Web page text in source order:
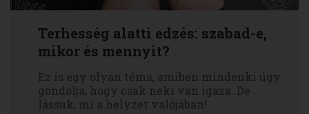
Terhesség alatti edzés: szabad-e,
mikor és mennyit?
Ez is egy olyan téma, amiben mindenki úgy
gondolja, hogy csak neki van igaza. De
lássuk, mi a helyzet valójában!